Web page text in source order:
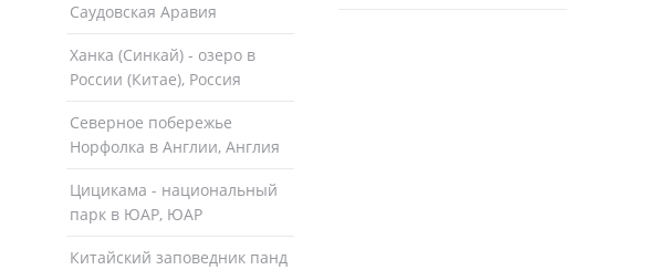
Саудовская Аравия
Ханка (Синкай) - озеро в
России (Китае), Россия
Северное побережье
Норфолка в Англии, Англия
Цицикама - национальный
парк в ЮАР, ЮАР
Китайский заповедник панд